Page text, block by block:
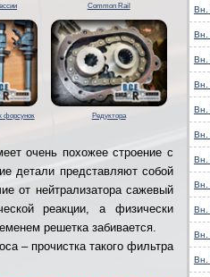
Common Rail
форсунок Редуктора
очень похожее строение с
детали представляют собой
от нейтрализатора сажевый
реакции, а физически
решетка забивается.
– прочистка такого фильтра
Вн.
Вн.
Вн.
Вн.
Вн.
Вн.
Вн.
Вн.
Вн.
Вн.
Вн.